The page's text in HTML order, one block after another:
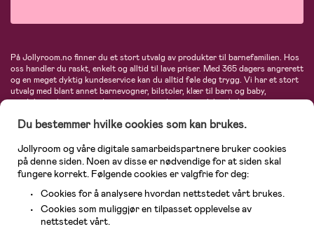
På Jollyroom.no finner du et stort utvalg av produkter til barnefamilien. Hos
oss handler du raskt, enkelt og alltid til lave priser. Med 365 dagers angrerett
og en meget dyktig kundeservice kan du alltid føle deg trygg. Vi har et stort
utvalg med blant annet barnevogner, bilstoler, klær til barn og baby,
produkter til mor, mengder av inspirerende interiør, leker, babyustyr og mye
Maxi-Cosi, Baby Jogger, BabyBjörn, Didriksons, KidKraft, Ergobaby, Philips
største nettbutikk for barn og baby!
Du bestemmer hvilke cookies som kan brukes.
Jollyroom og våre digitale samarbeidspartnere bruker cookies
på denne siden. Noen av disse er nødvendige for at siden skal
fungere korrekt. Følgende cookies er valgfrie for deg:
Cookies for å analysere hvordan nettstedet vårt brukes.
Cookies som muliggjør en tilpasset opplevelse av
nettstedet vårt.